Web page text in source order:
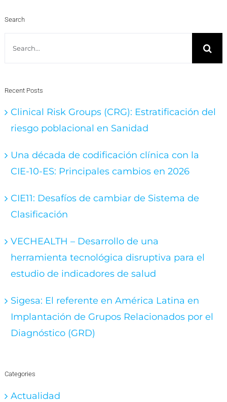
Search
Recent Posts
Clinical Risk Groups (CRG): Estratificación del
riesgo poblacional en Sanidad
Una década de codificación clínica con la
CIE-10-ES: Principales cambios en 2026
CIE11: Desafíos de cambiar de Sistema de
Clasificación
VECHEALTH – Desarrollo de una
herramienta tecnológica disruptiva para el
estudio de indicadores de salud
Sigesa: El referente en América Latina en
Implantación de Grupos Relacionados por el
Diagnóstico (GRD)
Categories
Actualidad